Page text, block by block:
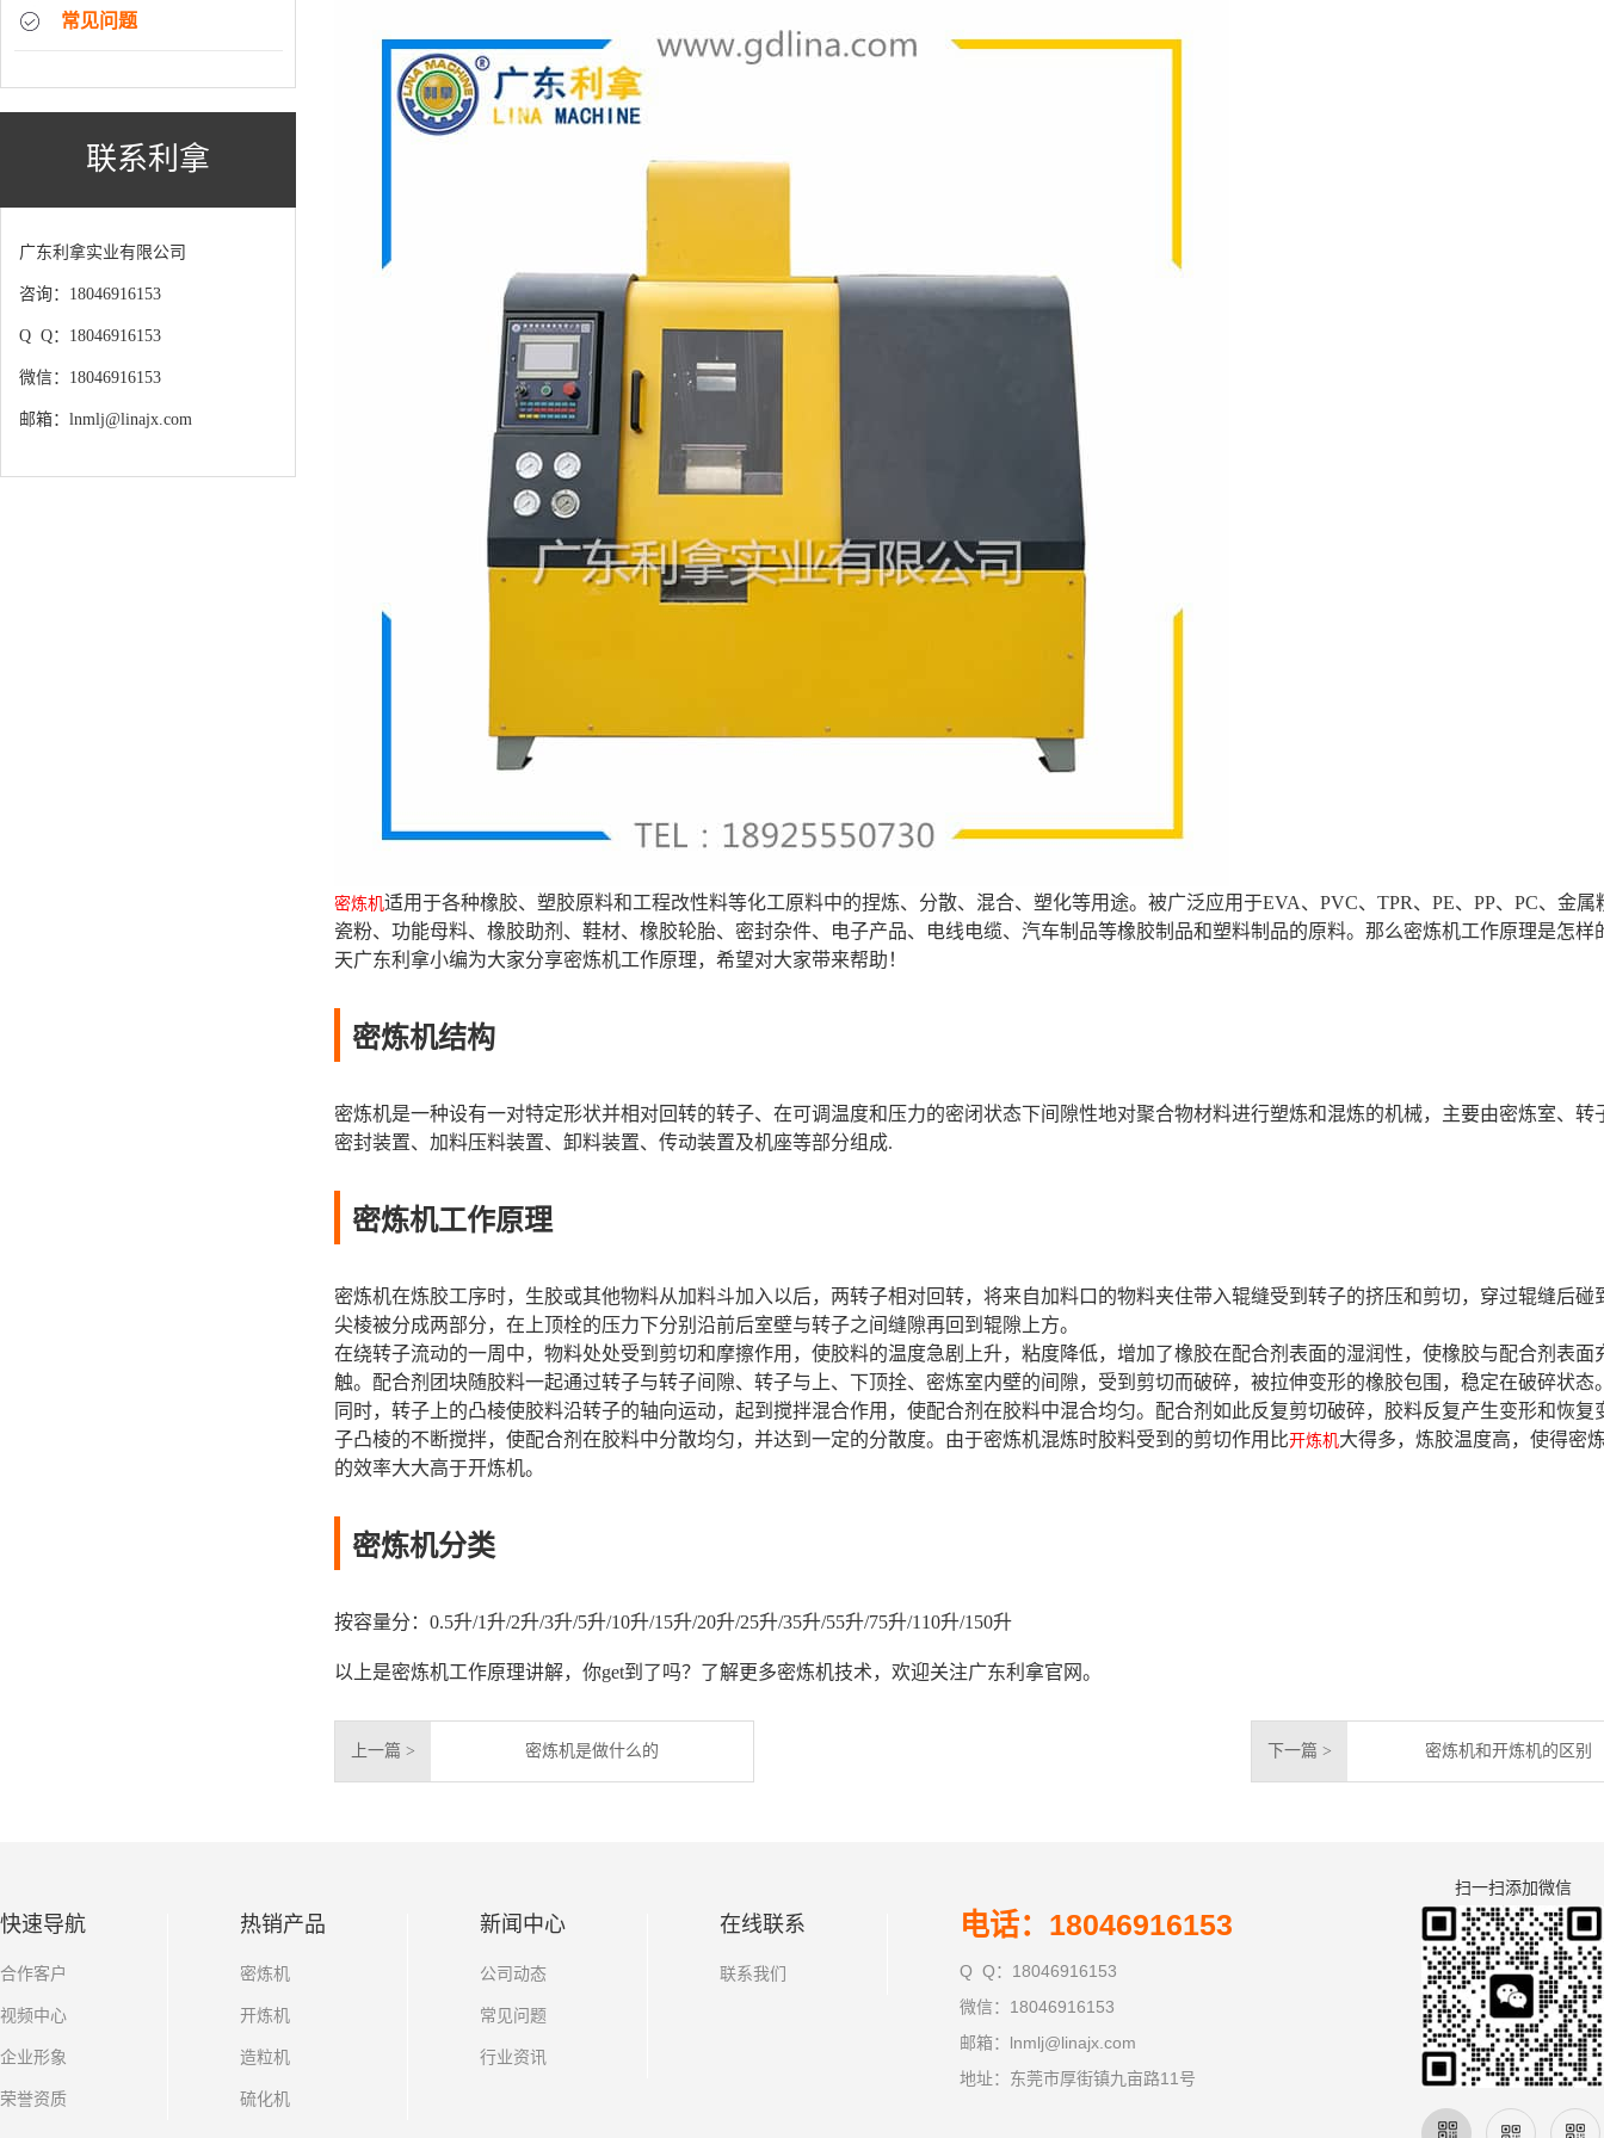
常见问题
联系利拿
广东利拿实业有限公司
咨询：18046916153
Q Q：18046916153
微信：18046916153
邮箱：lnmlj@linajx.com
密炼机适用于各种橡胶、塑胶原料和工程改性料等化工原料中的捏炼、分散、混合、塑化等用途。被广泛应用于EVA、PVC、TPR、PE、PP、PC、金属
瓷粉、功能母料、橡胶助剂、鞋材、橡胶轮胎、密封杂件、电子产品、电线电缆、汽车制品等橡胶制品和塑料制品的原料。那么密炼机工作原理是怎样
天广东利拿小编为大家分享密炼机工作原理，希望对大家带来帮助！
密炼机结构
密炼机是一种设有一对特定形状并相对回转的转子、在可调温度和压力的密闭状态下间隙性地对聚合物材料进行塑炼和混炼的机械，主要由密炼室、转
密封装置、加料压料装置、卸料装置、传动装置及机座等部分组成.
密炼机工作原理
密炼机在炼胶工序时，生胶或其他物料从加料斗加入以后，两转子相对回转，将来自加料口的物料夹住带入辊缝受到转子的挤压和剪切，穿过辊缝后碰
尖棱被分成两部分，在上顶栓的压力下分别沿前后室壁与转子之间缝隙再回到辊隙上方。
在绕转子流动的一周中，物料处处受到剪切和摩擦作用，使胶料的温度急剧上升，粘度降低，增加了橡胶在配合剂表面的湿润性，使橡胶与配合剂表面
触。配合剂团块随胶料一起通过转子与转子间隙、转子与上、下顶拴、密炼室内壁的间隙，受到剪切而破碎，被拉伸变形的橡胶包围，稳定在破碎状态
同时，转子上的凸棱使胶料沿转子的轴向运动，起到搅拌混合作用，使配合剂在胶料中混合均匀。配合剂如此反复剪切破碎，胶料反复产生变形和恢复
子凸棱的不断搅拌，使配合剂在胶料中分散均匀，并达到一定的分散度。由于密炼机混炼时胶料受到的剪切作用比开炼机大得多，炼胶温度高，使得密
的效率大大高于开炼机。
密炼机分类
按容量分：0.5升/1升/2升/3升/5升/10升/15升/20升/25升/35升/55升/75升/110升/150升
以上是密炼机工作原理讲解，你get到了吗？了解更多密炼机技术，欢迎关注广东利拿官网。
上一篇 > 密炼机是做什么的 下一篇 > 密炼机和开炼机的区别
快速导航
合作客户
视频中心
企业形象
荣誉资质
热销产品
密炼机
开炼机
造粒机
硫化机
新闻中心
公司动态
常见问题
行业资讯
在线联系
联系我们
电话：18046916153
Q Q：18046916153
微信：18046916153
邮箱：lnmlj@linajx.com
地址：东莞市厚街镇九亩路11号
扫一扫添加微信